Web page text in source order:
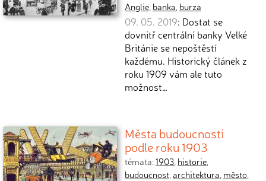
Anglie, banka, burza
09. 05. 2019: Dostat se
dovnitř centrální banky Velké
Británie se nepoštěstí
každému. Historický článek z
roku 1909 vám ale tuto
možnost…
Města budoucnosti
podle roku 1903
témata:1903, historie,
budoucnost,architektura, město,